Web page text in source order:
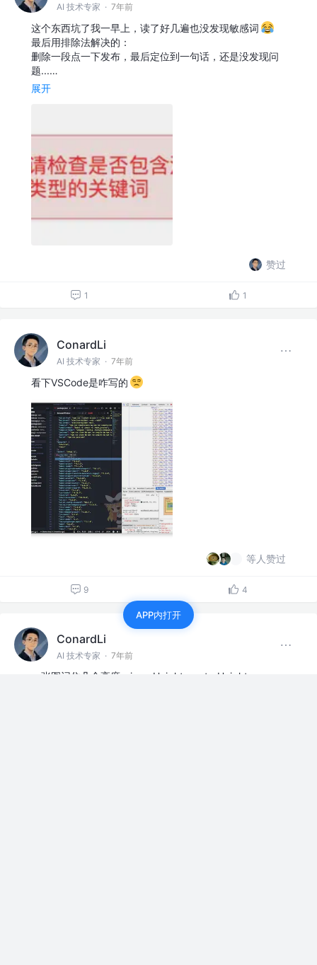
AI 技术专家 · 7年前
这个东西坑了我一早上，读了好几遍也没发现敏感词
最后用排除法解决的：
删除一段点一下发布，最后定位到一句话，还是没发现问
题...…
展开
赞过
1 1
ConardLi
AI 技术专家 · 7年前
看下VSCode是咋写的
等人赞过
9 4
ConardLi
AI 技术专家 · 7年前
一张图记住几个高度。innerHeight、outerHeight、
APP内打开